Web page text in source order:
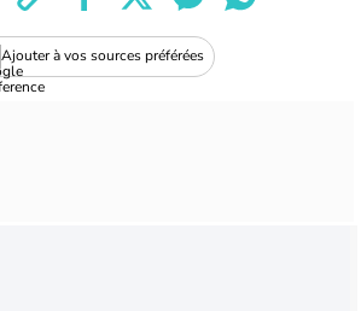
Ajouter à vos sources préférées